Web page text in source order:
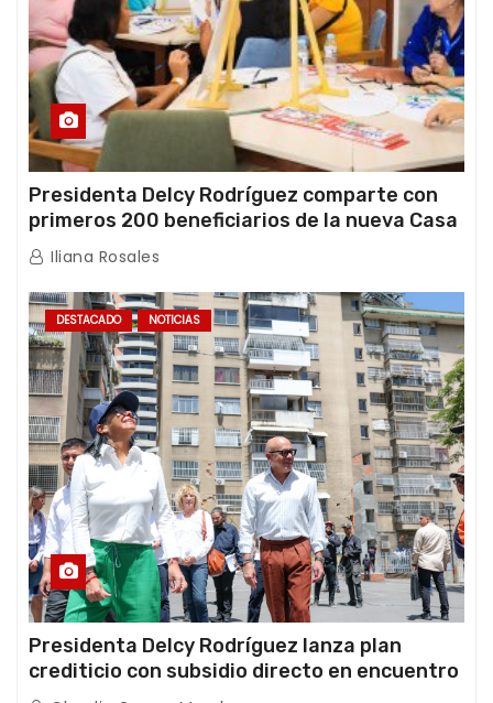
Presidenta Delcy Rodríguez comparte con
primeros 200 beneficiarios de la nueva Casa
de los Abuelos “La Primavera” en Caracas
Iliana Rosales
DESTACADO NOTICIAS
Presidenta Delcy Rodríguez lanza plan
crediticio con subsidio directo en encuentro
con Juntas de Condominio